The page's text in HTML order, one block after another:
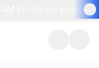
30 min esittely +